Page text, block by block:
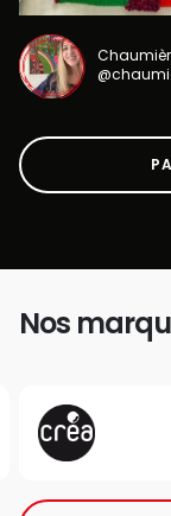
Nos